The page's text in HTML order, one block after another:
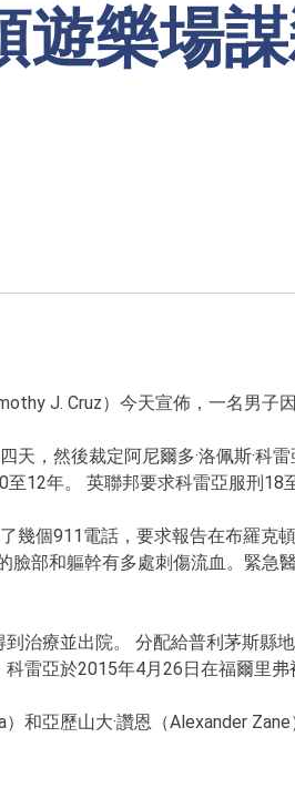
遊樂場
J. Cruz）今天宣佈，一名男子
，然後裁定阿尼爾多·洛佩斯·
12年。 英聯邦要求科雷亞服刑18
幾個911電話，要求報告在布羅克
臉部和軀幹有多處刺傷流血。緊
治療並出院。 分配給普利茅斯縣
雷亞於2015年4月26日在福爾里弗
和亞歷山大·讚恩（Alexander